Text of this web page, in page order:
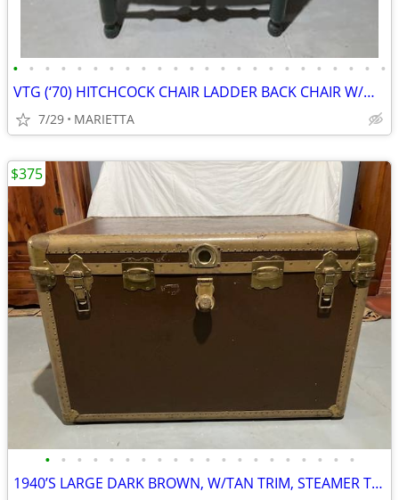
• • • • • • • • • • • • • • • • • • • • • • • •
VTG (‘70) HITCHCOCK CHAIR LADDER BACK CHAIR W/WICKER WOVEN RUSH SEAT
7/29 MARIETTA
• • • • • • • • • • • • • • • • • • • •
1940’S LARGE DARK BROWN, W/TAN TRIM, STEAMER TRUNK CHEST, FAMILY OWNER
$375